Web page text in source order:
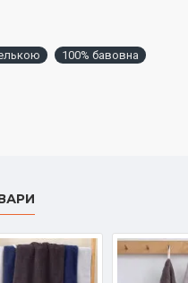
100% бавовна